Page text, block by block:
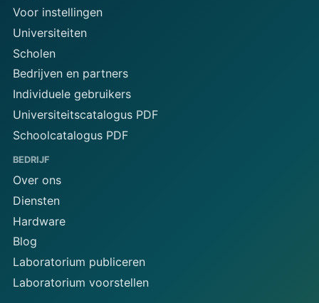
Voor instellingen
Universiteiten
Scholen
Bedrijven en partners
Individuele gebruikers
Universiteitscatalogus PDF
Schoolcatalogus PDF
BEDRIJF
Over ons
Diensten
Hardware
Blog
Laboratorium publiceren
Laboratorium voorstellen